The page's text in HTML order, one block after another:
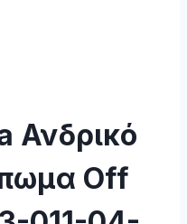
Ανδρικό
Off